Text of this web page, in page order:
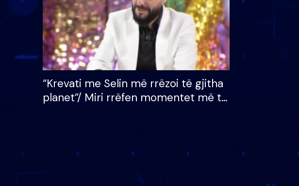
“Krevati me Selin më rrëzoi të gjitha
planet”/ Miri rrëfen momentet më të
mungojë zilja e mëngjesit kur…